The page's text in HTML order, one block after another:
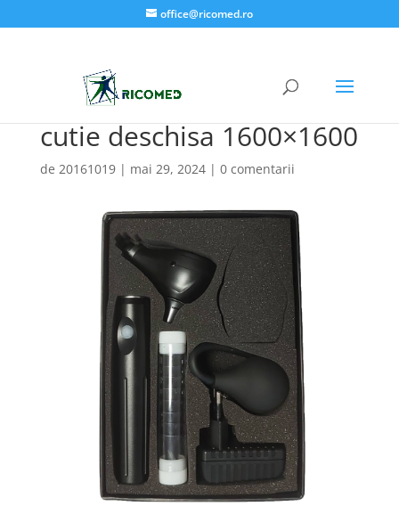
office@ricomed.ro
cutie deschisa 1600×1600
de 20161019| mai 29, 2024| 0 comentarii